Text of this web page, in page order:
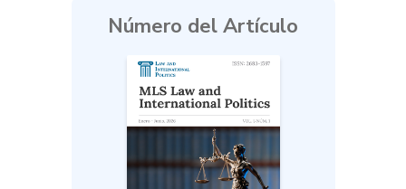
Número del Artículo